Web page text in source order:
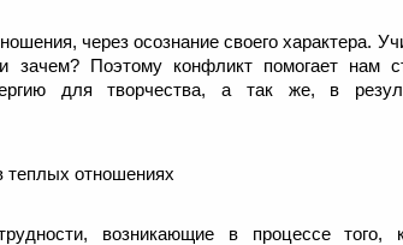
через осознание своего характера.
Поэтому конфликт помогает нам
для творчества, а так же, в
теплых отношениях
возникающие в процессе того,